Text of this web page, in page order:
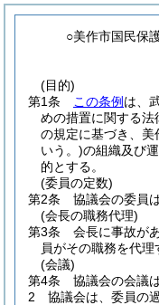
○美作市国民保
(目的)
第1条
この条例 は、
めの措置に関する法
の規定に基づき、
いう。)の組織及び
的とする。
(委員の定数)
第2条
協議会の委員
(会長の職務代理)
第3条
会長に事故が
員がその職務を代理
(会議)
第4条
協議会の会議
2
協議会は、委員の